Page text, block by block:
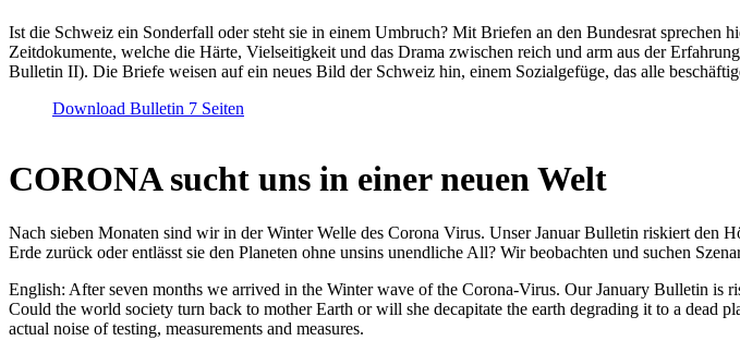
Ist die Schweiz ein Sonderfall oder steht sie in einem Umbruch? Mit Briefen an den Bundesrat
Zeitdokumente, welche die Härte, Vielseitigkeit und das Drama zwischen reich und arm aus der
Bulletin II). Die Briefe weisen auf ein neues Bild der Schweiz hin, einem Sozialgefüge, das alle
Download Bulletin 7 Seiten
CORONA sucht uns in einer neuen Welt
Nach sieben Monaten sind wir in der Winter Welle des Corona Virus. Unser Januar Bulletin riskiert
Erde zurück oder entlässt sie den Planeten ohne unsins unendliche All? Wir beobachten und suchen
English: After seven months we arrived in the Winter wave of the Corona-Virus. Our January Bulletin
Could the world society turn back to mother Earth or will she decapitate the earth degrading it to a dead
actual noise of testing, measurements and measures.